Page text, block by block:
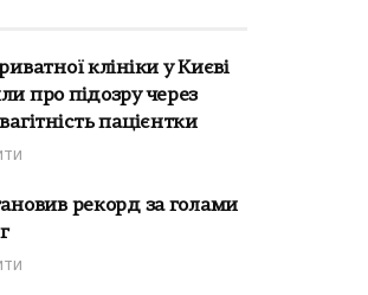
клініки у Києві
про підозру через
пацієнтки
рекорд за голами